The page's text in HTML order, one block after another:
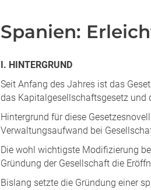
Spanien:
I. HINTERGRUND
Seit Anfang des Jahres ist das
das Kapitalgesellschaftsgesetz und
Hintergrund für diese
Verwaltungsaufwand bei
Die wohl wichtigste Modifizierung
Gründung der Gesellschaft die
Bislang setzte die Gründung einer